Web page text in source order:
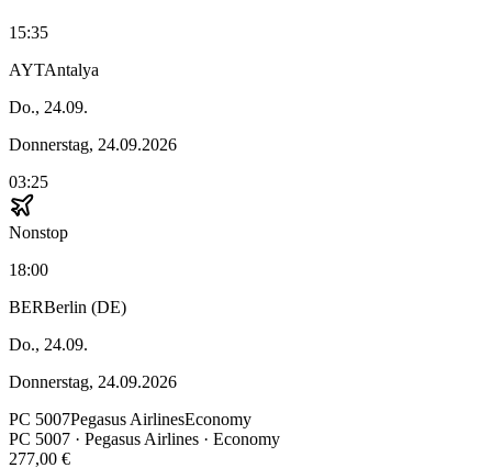
15:35
AYTAntalya
Do., 24.09.
Donnerstag, 24.09.2026
03:25
Nonstop
18:00
BERBerlin (DE)
Do., 24.09.
Donnerstag, 24.09.2026
PC 5007Pegasus AirlinesEconomy
PC 5007 · Pegasus Airlines · Economy
277,00 €